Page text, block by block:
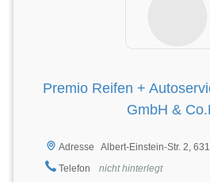
Premio Reifen +
GmbH &
Adresse
Albert-Einstein-Str. 2,
Telefon
nicht hinterlegt